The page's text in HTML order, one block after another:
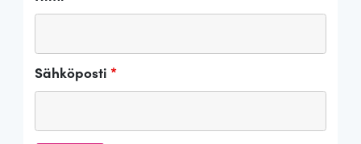
Sähköposti *